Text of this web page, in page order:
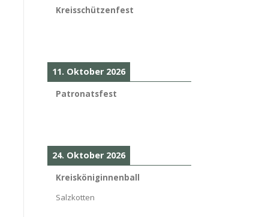
Kreisschützenfest
11. Oktober 2026
Patronatsfest
24. Oktober 2026
Kreisköniginnenball
Salzkotten